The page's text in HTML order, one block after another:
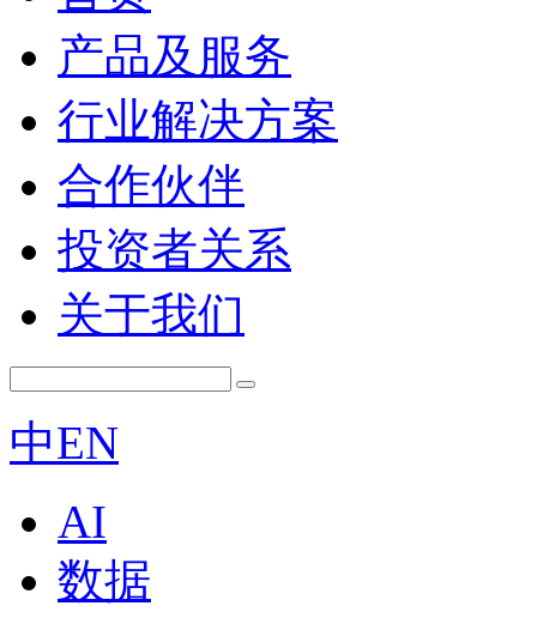
产品及服务
行业解决方案
合作伙伴
投资者关系
关于我们
中EN
AI
数据